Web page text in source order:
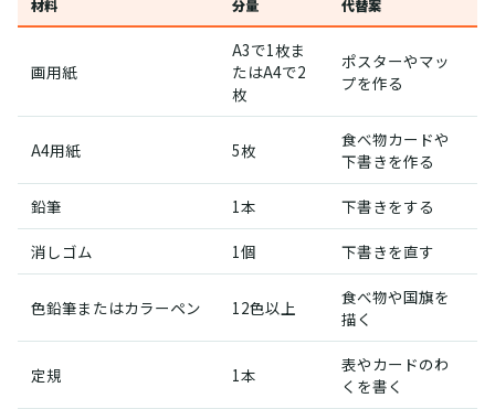
材料 分量 代替案
画用紙
A3で1枚ま
たはA4で2
枚
ポスターやマッ
プを作る
A4用紙 5枚
食べ物カードや
下書きを作る
鉛筆 1本 下書きをする
消しゴム 1個 下書きを直す
色鉛筆またはカラーペン 12色以上
食べ物や国旗を
描く
定規 1本
表やカードのわ
くを書く